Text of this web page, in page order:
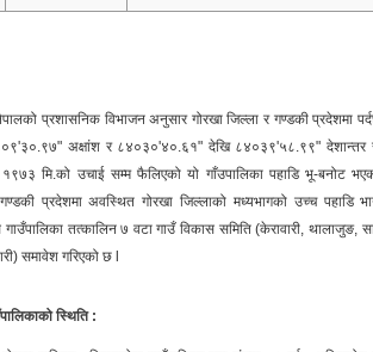
प्रशासनिक विभाजन अनुसार गोरखा जिल्ला र गण्डकी प्रदेशमा
अक्षांश र ८४०३०'४०.६१" देखि ८४०३९'५८.९९" देशान्तर
मि.को उचाई सम्म फैलिएको यो गाँउपालिका पहाडि भू-बनोट
गण्डकी प्रदेशमा अवस्थित गोरखा जिल्लाको मध्यभागको उच्च पहाडि
तत्कालिन ७ वटा गाउँ विकास समिति (केरावारी, थालाजुङ,
समावेश गरिएको छ l
स्थिति :